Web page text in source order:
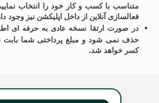
متناسب با کسب و کار خود را انتخاب
فعالسازی آنلاین از داخل اپلیکشن نیز وجود
در صورت ارتقا نسخه عادی بهحرفه ای
حذف نمی شود و مبلغ پرداختی شما بابت
کسر خواهد شد.